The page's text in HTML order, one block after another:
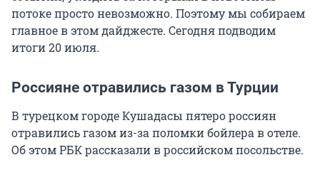
потоке просто невозможно. Поэтому мы собираем
главное в этом дайджесте. Сегодня подводим
итоги 20 июля.
Россияне отравились газом в Турции
В турецком городе Кушадасы пятеро россиян
отравились газом из-за поломки бойлера в отеле.
Об этом РБК рассказали в российском посольстве.